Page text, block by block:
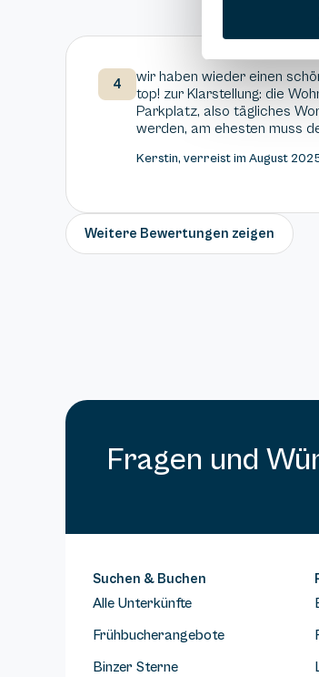
4
wir haben wieder einen
top! zur Klarstellung: die
Parkplatz, also tägliches
werden, am ehesten muss
Kerstin, verreist im August
Weitere Bewertungen zeigen
Fragen und
Suchen & Buchen
Alle Unterkünfte
Frühbucherangebote
Binzer Sterne